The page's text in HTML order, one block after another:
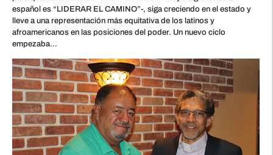
español es “LIDERAR EL CAMINO”-, siga creciendo en el estado y
lleve a una representación más equitativa de los latinos y
afroamericanos en las posiciones del poder. Un nuevo ciclo
empezaba…